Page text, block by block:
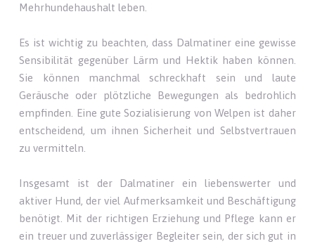
Mehrhundehaushalt leben.
Es ist wichtig zu beachten, dass Dalmatiner eine gewisse
Sensibilität gegenüber Lärm und Hektik haben können.
Sie können manchmal schreckhaft sein und laute
Geräusche oder plötzliche Bewegungen als bedrohlich
empfinden. Eine gute Sozialisierung von Welpen ist daher
entscheidend, um ihnen Sicherheit und Selbstvertrauen
zu vermitteln.
Insgesamt ist der Dalmatiner ein liebenswerter und
aktiver Hund, der viel Aufmerksamkeit und Beschäftigung
benötigt. Mit der richtigen Erziehung und Pflege kann er
ein treuer und zuverlässiger Begleiter sein, der sich gut in